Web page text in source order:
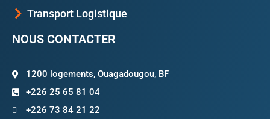
Transport Logistique
NOUS CONTACTER
1200 logements, Ouagadougou, BF
+226 25 65 81 04
+226 73 84 21 22